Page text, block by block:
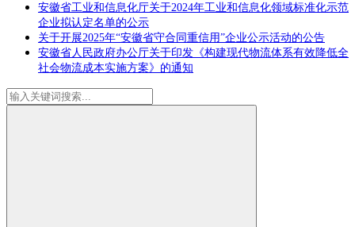
安徽省工业和信息化厅关于2024年工业和信息化领域标准化示范
企业拟认定名单的公示
关于开展2025年“安徽省守合同重信用”企业公示活动的公告
安徽省人民政府办公厅关于印发《构建现代物流体系有效降低全
社会物流成本实施方案》的通知